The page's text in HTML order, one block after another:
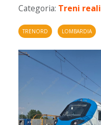
Categoria: Treni reali
TRENORD LOMBARDIA